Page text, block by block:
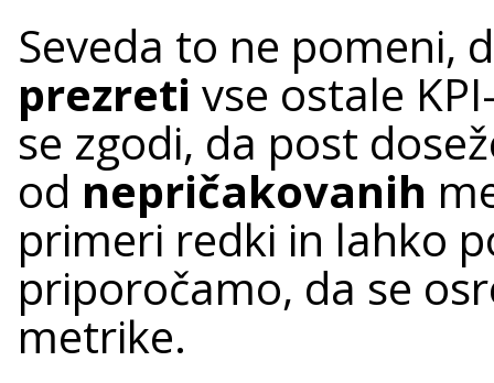
Seveda to ne pomeni,
prezreti vse ostale
se zgodi, da post
od nepričakovanih
primeri redki in lahko
priporočamo, da se
metrike.